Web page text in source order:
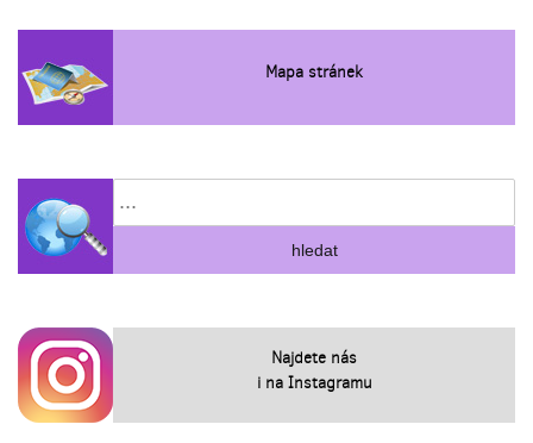
Mapa stránek
Najdete nás
i na Instagramu